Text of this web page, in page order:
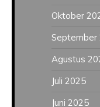
Oktober
September
Agustus
Juli 2025
Juni 2025